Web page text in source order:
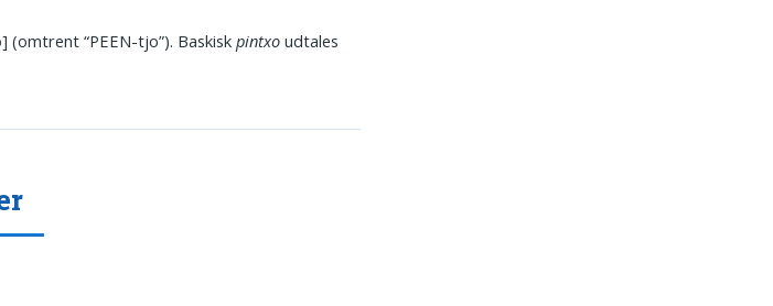
(omtrent “PEEN-tjo”). Baskiskpintxo udtales